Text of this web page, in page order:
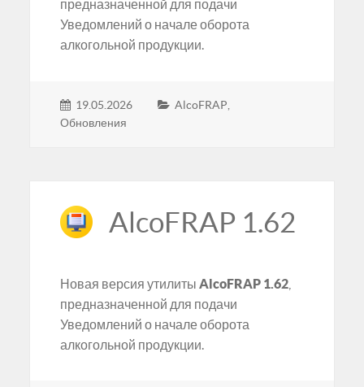
предназначенной для подачи
Уведомлений о начале оборота
алкогольной продукции.
19.05.2026 AlcoFRAP,
Обновления
AlcoFRAP 1.62
Новая версия утилитыAlcoFRAP 1.62
предназначенной для подачи
Уведомлений о начале оборота
алкогольной продукции.